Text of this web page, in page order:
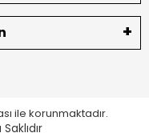
ile korunmaktadır.